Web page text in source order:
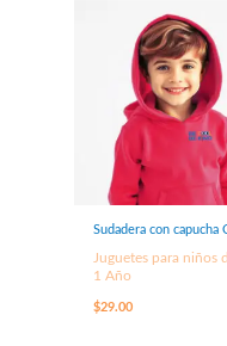
Sudadera con capucha
Juguetes para niños
1 Año
$29.00